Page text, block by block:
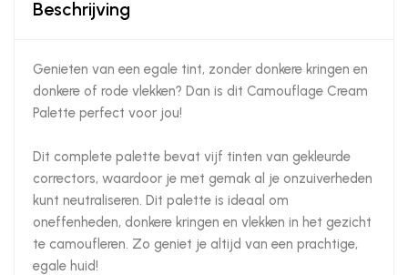
Beschrijving
Genieten van een egale tint, zonder donkere kringen en
donkere of rode vlekken? Dan is dit Camouflage Cream
Palette perfect voor jou!
Dit complete palette bevat vijf tinten van gekleurde
correctors, waardoor je met gemak al je onzuiverheden
kunt neutraliseren. Dit palette is ideaal om
oneffenheden, donkere kringen en vlekken in het gezicht
te camoufleren. Zo geniet je altijd van een prachtige,
egale huid!